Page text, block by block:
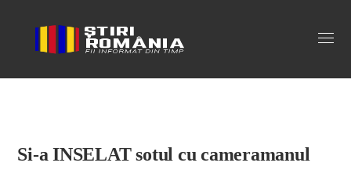
Stiri Romania
Si-a INSELAT sotul cu cameramanul